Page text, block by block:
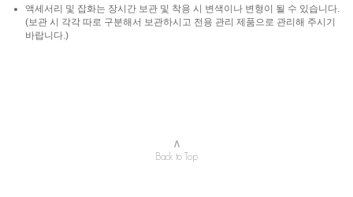
액세서리 및 잡화는 장시간 보관 및 착용 시 변색이나 변형이 될 수 있습니다.
(보관 시 각각 따로 구분해서 보관하시고 전용 관리 제품으로 관리해 주시기
바랍니다.)
∧
Back to Top